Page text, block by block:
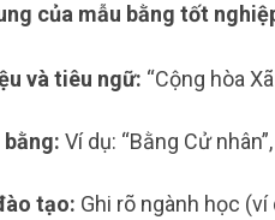
của mẫu bằng tốt
và tiêu ngữ: “Cộng hòa
bằng: Ví dụ: “Bằng Cử
tạo: Ghi rõ ngành học